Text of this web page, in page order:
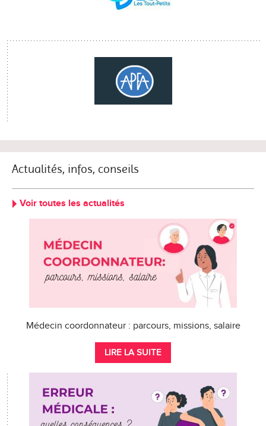
Actualités, infos, conseils
Voir toutes les actualités
Médecin coordonnateur : parcours, missions, salaire
LIRE LA SUITE